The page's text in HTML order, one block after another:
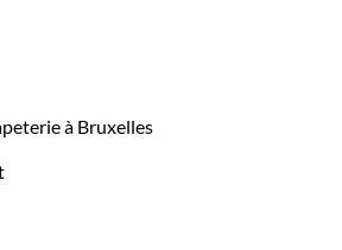
à Bruxelles